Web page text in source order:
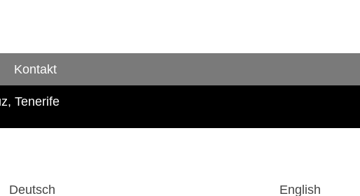
Kontakt
Tenerife
Deutsch English